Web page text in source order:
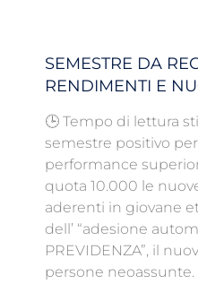
SEMESTRE DA
RENDIMENTI E
🕒 Tempo di lettura
semestre positivo
performance
quota 10.000 le
aderenti in giovane
dell’ “adesione
PREVIDENZA”, il
persone